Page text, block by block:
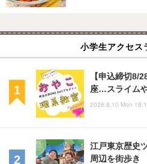
小学生アクセス
【申込締切8/
座…スライム
2026.8.10 Mon
江戸東京歴史
周辺を街歩き